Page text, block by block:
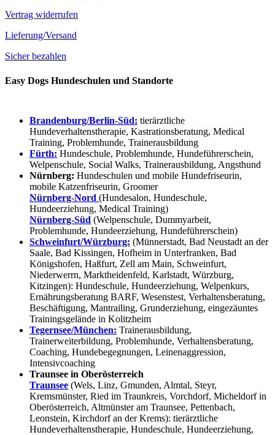
Vertrag widerrufen
Lieferung/Versand
Sicher bezahlen
Easy Dogs Hundeschulen und Standorte
Brandenburg/Berlin-Süd: tierärztliche
Hundeverhaltenstherapie, Kastrationsberatung, Medical
Training, Problemhunde, Trainerausbildung
Fürth: Hundeschule, Problemhunde, Hundeführerschein,
Welpenschule, Social Walks, Trainerausbildung, Angsthund
Nürnberg: Hundeschulen und mobile Hundefriseurin,
mobile Katzenfriseurin, Groomer
Nürnberg-Nord (Hundesalon, Hundeschule,
Hundeerziehung, Medical Training)
Nürnberg-Süd (Welpenschule, Dummyarbeit,
Problemhunde, Hundeerziehung, Hundeführerschein)
Schweinfurt/Würzburg: (Münnerstadt, Bad Neustadt an der
Saale, Bad Kissingen, Hofheim in Unterfranken, Bad
Königshofen, Haßfurt, Zell am Main, Schweinfurt,
Niederwerrn, Marktheidenfeld, Karlstadt, Würzburg,
Kitzingen): Hundeschule, Hundeerziehung, Welpenkurs,
Ernährungsberatung BARF, Wesenstest, Verhaltensberatung,
Beschäftigung, Mantrailing, Grunderziehung, eingezäuntes
Trainingsgelände in Kolitzheim
Tegernsee/München: Trainerausbildung,
Trainerweiterbildung, Problemhunde, Verhaltensberatung,
Coaching, Hundebegegnungen, Leinenaggression,
Intensivcoaching
Traunsee in Oberösterreich
Traunsee (Wels, Linz, Gmunden, Almtal, Steyr,
Kremsmünster, Ried im Traunkreis, Vorchdorf, Micheldorf in
Oberösterreich, Altmünster am Traunsee, Pettenbach,
Leonstein, Kirchdorf an der Krems): tierärztliche
Hundeverhaltenstherapie, Hundeschule, Hundeerziehung,